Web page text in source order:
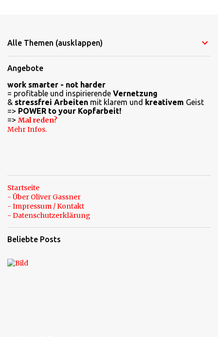
m
n
t
a
r
e
Alle Themen (ausklappen)
Angebote
work smarter - not harder
= profitable und inspirierende Vernetzung
& stressfrei Arbeiten mit klarem und kreativem Geist
=> POWER to your Kopfarbeit!
=> Mal reden?
Mehr Infos.
Startseite
- Über Oliver Gassner
- Impressum / Kontakt
- Datenschutzerklärung
Beliebte Posts